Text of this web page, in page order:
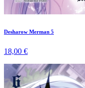
Desharow Merman 5
18,00 €